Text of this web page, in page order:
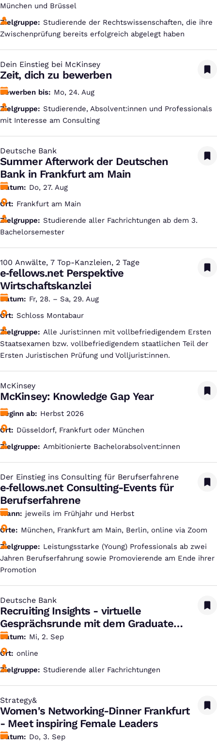
München und Brüssel
Zielgruppe
Studierende der Rechtswissenschaften, die ihre
Zwischenprüfung bereits erfolgreich abgelegt haben
Dein Einstieg bei McKinsey
:
Zeit, dich zu bewerben
Bewerben bis
Mo, 24. Aug
Zielgruppe
Studierende, Absolvent:innen und Professionals
mit Interesse am Consulting
Deutsche Bank
:
Summer Afterwork der Deutschen
Bank in Frankfurt am Main
Datum
Do, 27. Aug
Ort
Frankfurt am Main
Zielgruppe
Studierende aller Fachrichtungen ab dem 3.
Bachelorsemester
100 Anwälte, 7 Top-Kanzleien, 2 Tage
:
e‑fellows.net Perspektive
Wirtschaftskanzlei
Datum
Fr, 28. – Sa, 29. Aug
Ort
Schloss Montabaur
Zielgruppe
Alle Jurist:innen mit vollbefriedigendem Ersten
Staatsexamen bzw. vollbefriedigendem staatlichen Teil der
Ersten Juristischen Prüfung und Volljurist:innen.
McKinsey
:
McKinsey: Knowledge Gap Year
Beginn ab
Herbst 2026
Ort
Düsseldorf, Frankfurt oder München
Zielgruppe
Ambitionierte Bachelorabsolvent:innen
Der Einstieg ins Consulting für Berufserfahrene
:
e‑fellows.net Consulting-Events für
Berufserfahrene
Wann
jeweils im Frühjahr und Herbst
Orte
München, Frankfurt am Main, Berlin, online via Zoom
Zielgruppe
Leistungsstarke (Young) Professionals ab zwei
Jahren Berufserfahrung sowie Promovierende am Ende ihrer
Promotion
Deutsche Bank
:
Recruiting Insights - virtuelle
Gesprächsrunde mit dem Graduate
Recruiting Team
Datum
Mi, 2. Sep
Ort
online
Zielgruppe
Studierende aller Fachrichtungen
Strategy&
:
Women's Networking-Dinner Frankfurt
- Meet inspiring Female Leaders
Datum
Do, 3. Sep